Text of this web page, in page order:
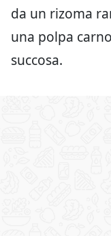
da un rizoma
una polpa
succosa.